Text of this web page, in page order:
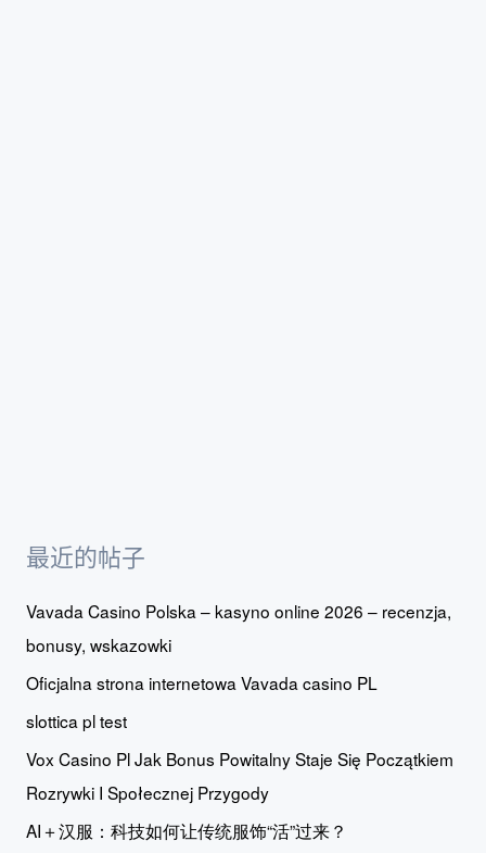
最近的帖子
Vavada Casino Polska – kasyno online 2026 – recenzja,
bonusy, wskazowki
Oficjalna strona internetowa Vavada casino PL
slottica pl test
Vox Casino Pl Jak Bonus Powitalny Staje Się Początkiem
Rozrywki I Społecznej Przygody
AI＋汉服：科技如何让传统服饰“活”过来？